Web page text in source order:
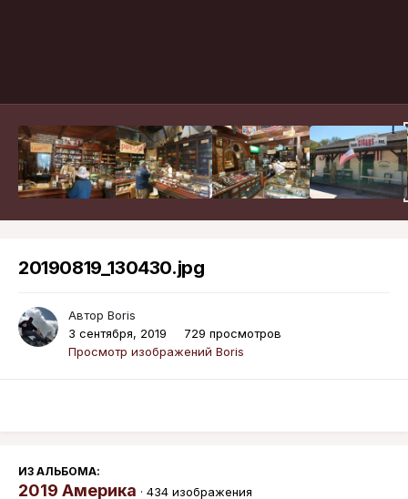
20190819_130430.jpg
Автор Boris
3 сентября, 2019
729 просмотров
Просмотр изображений Boris
ИЗ АЛЬБОМА:
2019 Америка · 434 изображения